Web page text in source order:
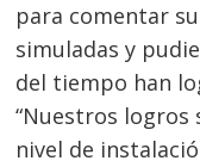
para comentar
simuladas y
del tiempo han
“Nuestros logros
nivel de